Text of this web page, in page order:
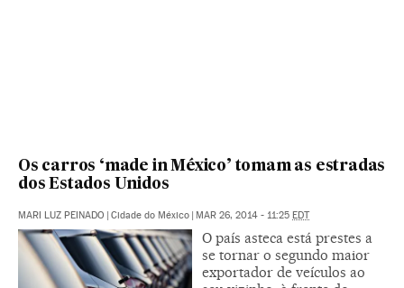
Os carros ‘made in México’ tomam as estradas
dos Estados Unidos
MARI LUZ PEINADO Cidade do México MAR 26, 2014 - 11:25 EDT
O país asteca está prestes a
se tornar o segundo maior
exportador de veículos ao